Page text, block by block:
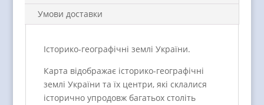
Умови доставки
Історико-географічні землі України.
Карта відображає історико-географічні
землі України та їх центри, які склалися
історично упродовж багатьох століть